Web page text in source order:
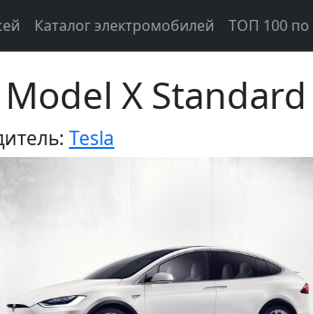
Каталог электромобилей ТОП 100 по
Model X
Tesla